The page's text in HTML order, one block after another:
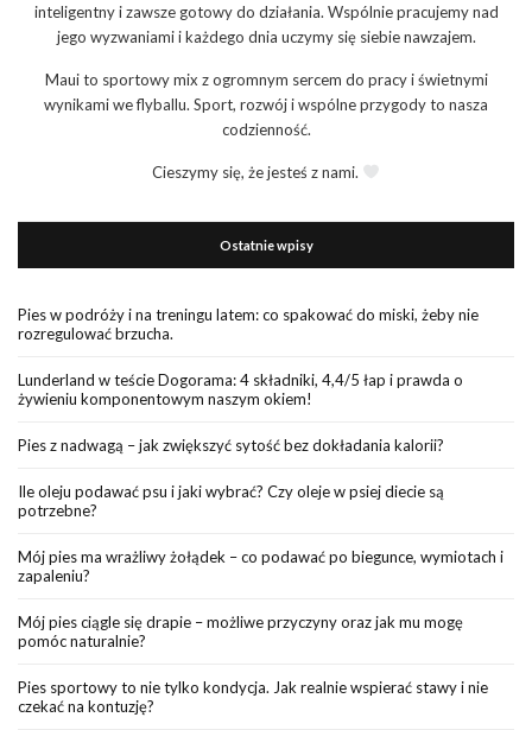
inteligentny i zawsze gotowy do działania. Wspólnie pracujemy nad
jego wyzwaniami i każdego dnia uczymy się siebie nawzajem.
Maui to sportowy mix z ogromnym sercem do pracy i świetnymi
wynikami we flyballu. Sport, rozwój i wspólne przygody to nasza
codzienność.
Cieszymy się, że jesteś z nami.
Ostatnie wpisy
Pies w podróży i na treningu latem: co spakować do miski, żeby nie
rozregulować brzucha.
Lunderland w teście Dogorama: 4 składniki, 4,4/5 łap i prawda o
żywieniu komponentowym naszym okiem!
Pies z nadwagą – jak zwiększyć sytość bez dokładania kalorii?
Ile oleju podawać psu i jaki wybrać? Czy oleje w psiej diecie są
potrzebne?
Mój pies ma wrażliwy żołądek – co podawać po biegunce, wymiotach i
zapaleniu?
Mój pies ciągle się drapie – możliwe przyczyny oraz jak mu mogę
pomóc naturalnie?
Pies sportowy to nie tylko kondycja. Jak realnie wspierać stawy i nie
czekać na kontuzję?